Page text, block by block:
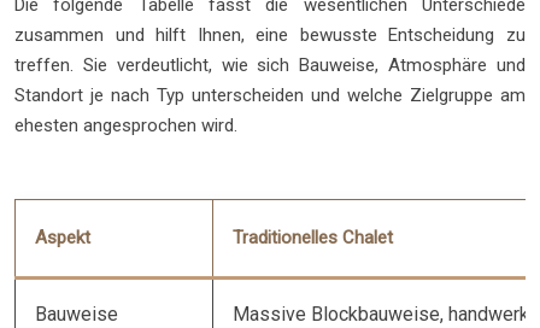
Die folgende Tabelle fasst die wesentlichen Unterschiede
zusammen und hilft Ihnen, eine bewusste Entscheidung zu
treffen. Sie verdeutlicht, wie sich Bauweise, Atmosphäre und
Standort je nach Typ unterscheiden und welche Zielgruppe am
ehesten angesprochen wird.
Aspekt Traditionelles Chalet
Bauweise Massive Blockbauweise,